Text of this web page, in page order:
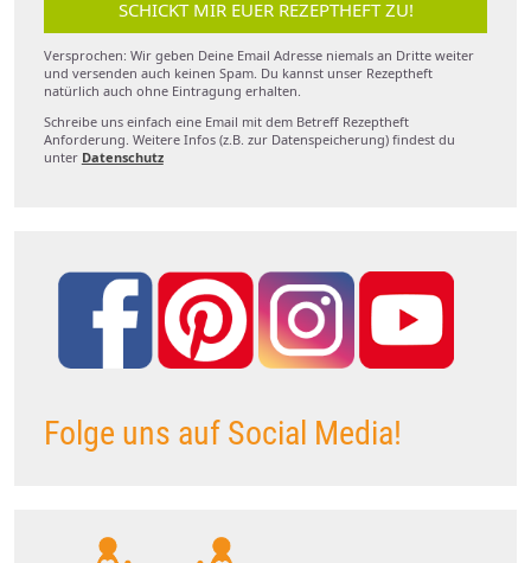
SCHICKT MIR EUER REZEPTHEFT ZU!
Versprochen: Wir geben Deine Email Adresse niemals an Dritte weiter
und versenden auch keinen Spam. Du kannst unser Rezeptheft
natürlich auch ohne Eintragung erhalten.
Schreibe uns einfach eine Email mit dem Betreff Rezeptheft
Anforderung. Weitere Infos (z.B. zur Datenspeicherung) findest du
unter Datenschutz
Folge uns auf Social Media!